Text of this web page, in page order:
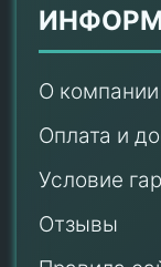
О компании
Оплата и
Условие
Отзывы